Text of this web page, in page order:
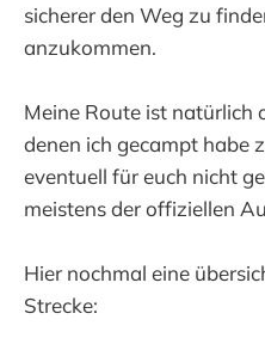
sicherer den Weg zu
anzukommen.
Meine Route ist natürlich
denen ich gecampt habe
eventuell für euch nicht
meistens der offiziellen
Hier nochmal eine
Strecke: